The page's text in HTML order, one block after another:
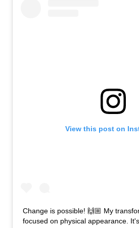
View this post on
Change is possible! 🙌🏼 My
focused on physical appearance.